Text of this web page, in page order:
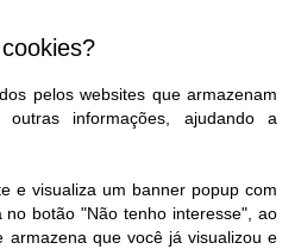
pelos websites que armazenam
informações, ajudando a
e visualiza um banner popup com
botão "Não tenho interesse", ao
armazena que você já visualizou e